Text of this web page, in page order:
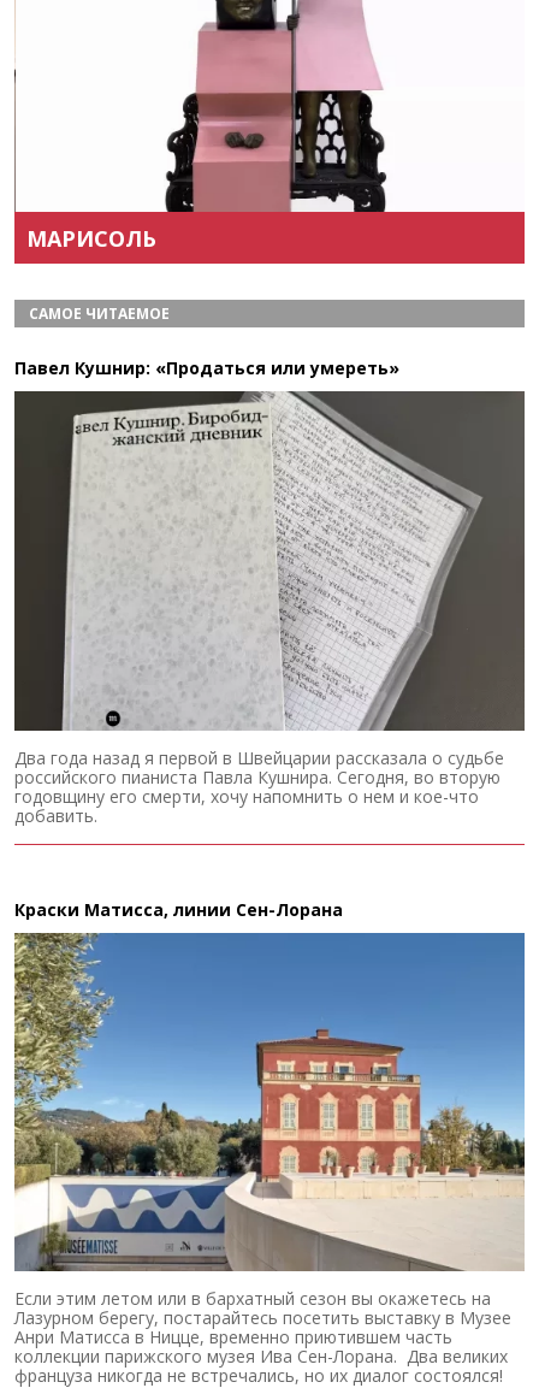
МАРИСОЛЬ
САМОЕ ЧИТАЕМОЕ
Павел Кушнир: «Продаться или умереть»
Два года назад я первой в Швейцарии рассказала о судьбе
российского пианиста Павла Кушнира. Сегодня, во вторую
годовщину его смерти, хочу напомнить о нем и кое-что
добавить.
Краски Матисса, линии Сен-Лорана
Если этим летом или в бархатный сезон вы окажетесь на
Лазурном берегу, постарайтесь посетить выставку в Музее
Анри Матисса в Ницце, временно приютившем часть
коллекции парижского музея Ива Сен-Лорана. Два великих
француза никогда не встречались, но их диалог состоялся!